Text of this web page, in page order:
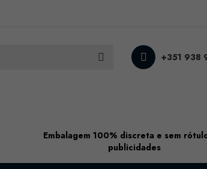
+351 938
Embalagem 100% discreta e sem
publicidades